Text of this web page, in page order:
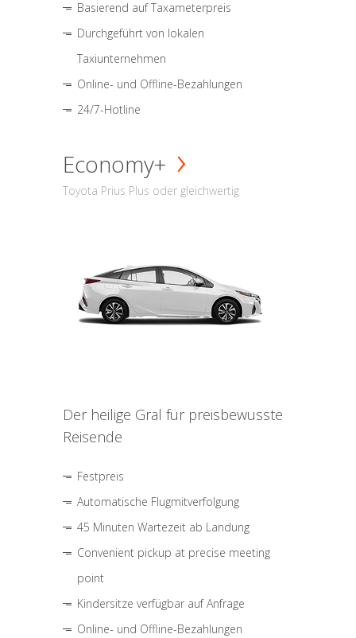
Basierend auf Taxameterpreis
Durchgeführt von lokalen
Taxiunternehmen
Online- und Offline-Bezahlungen
24/7-Hotline
Economy+
Toyota Prius Plus oder gleichwertig
Der heilige Gral für preisbewusste
Reisende
Festpreis
Automatische Flugmitverfolgung
45 Minuten Wartezeit ab Landung
Convenient pickup at precise meeting
point
Kindersitze verfügbar auf Anfrage
Online- und Offline-Bezahlungen